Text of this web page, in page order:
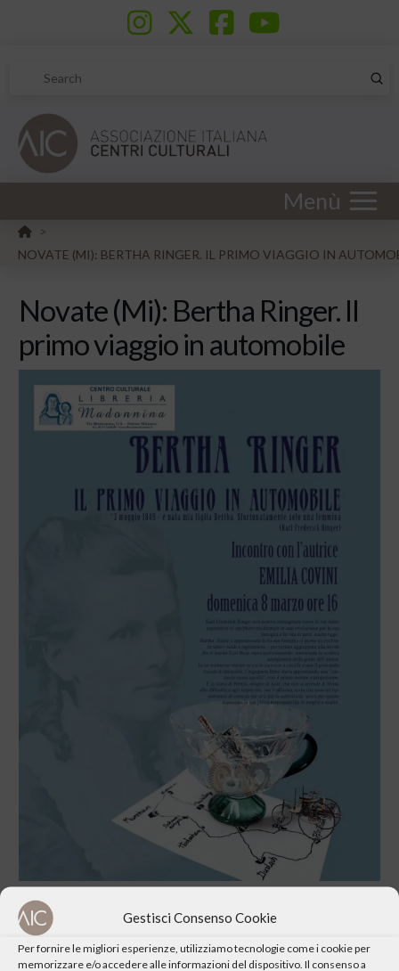
Gestisci Consenso Cookie
Per fornire le migliori esperienze, utilizziamo tecnologie come i cookie per
memorizzare e/o accedere alle informazioni del dispositivo. Il consenso a
Search
Menù
HOME
>
NOVATE (MI): BERTHA RINGER. IL PRIMO VIAGGIO IN
Novate (Mi): Bertha Ringer. Il
primo viaggio in automobile